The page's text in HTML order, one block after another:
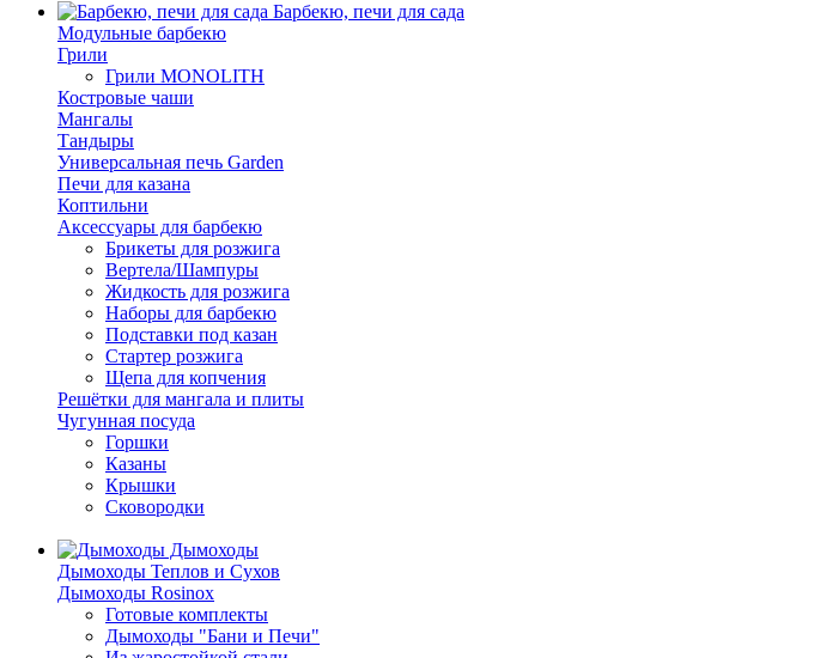
Барбекю, печи для сада
Модульные барбекю
Грили
Грили MONOLITH
Костровые чаши
Мангалы
Тандыры
Универсальная печь Garden
Печи для казана
Коптильни
Аксессуары для барбекю
Брикеты для розжига
Вертела/Шампуры
Жидкость для розжига
Наборы для барбекю
Подставки под казан
Стартер розжига
Щепа для копчения
Решётки для мангала и плиты
Чугунная посуда
Горшки
Казаны
Крышки
Сковородки
Дымоходы
Дымоходы Теплов и Сухов
Дымоходы Rosinox
Готовые комплекты
Дымоходы "Бани и Печи"